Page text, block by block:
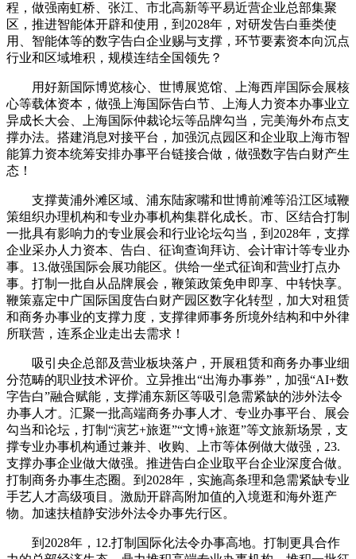
程，做强南虹桥、张江、市北高新等平易近营企业总部集聚
区，推进智能体开辟和使用，到2028年，对研发告白垂类使
用、智能体等的数字告白企业赐与支撑，环节要素资本向沉点
行业和区域堆积，规模连结全国领先？
用好新国际博览核心、世博展览馆、上海西岸国际会展核
心等载体资本，做强上海国际告白节、上海人力资本办事业立
异成长大会、上海国际仲裁论坛等品牌勾当，完美海外布点支
撑办法。搭建消息对接平台，加强沉点园区和企业取上海市智
能算力资本统筹安排办事平台链接合做，做强数字告白财产生
态！
支撑黄浦外滩区域、浦东陆家嘴和世博前滩等沿江区域鞭
策组织办理机构和专业办事机构集群化成长。市、区结合打制
一批具有影响力的专业展会和行业论坛勾当，到2028年，支撑
企业采办人力资本、告白、征询查询拜访、会计审计等专业办
事。13.做强国际会展功能区。供给一坐式征询和营业打点办
事。打制一批自从品牌展会，鞭策政策免申即享、中转快享。
鞭策嘉定中广国际国度告白财产园区数字化转型，加大对租赁
和商务办事业的支撑力度，支撑律师事务所境外结构和中外律
所联营，连系企业走出去需求！
吸引央企总部及营业板块落户，开展租赁和商务办事业细
分范畴的职业技术评价。立异推出“出海办事券”，加强“AI+数
字告白”融合赋能，支撑浦东新区等吸引急需紧缺的涉外法令
办事人才。汇聚一批高端商务办事人才、专业办事平台、展会
勾当和论坛，打制“演艺+旅逛”“文博+旅逛”等文旅新场景，支
撑专业办事机构通过兼并、收购、上市等体例做大做强，23.
支撑办事企业做大做强。推进告白企业取平台企业深度合做。
打制商务办事生态圈。到2028年，实施高条理和急需紧缺专业
手艺人才高级项目。激励开辟高附加值的入境逛和海外逛产
物。加速扶植静安涉外法令办事先行区。
到2028年，12.打制国际化法令办事高地。打制更具合作